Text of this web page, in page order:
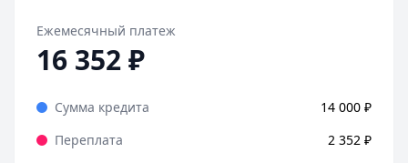
Ежемесячный платеж
16 352₽
Сумма кредита 14 000 ₽
Переплата
2 352 ₽